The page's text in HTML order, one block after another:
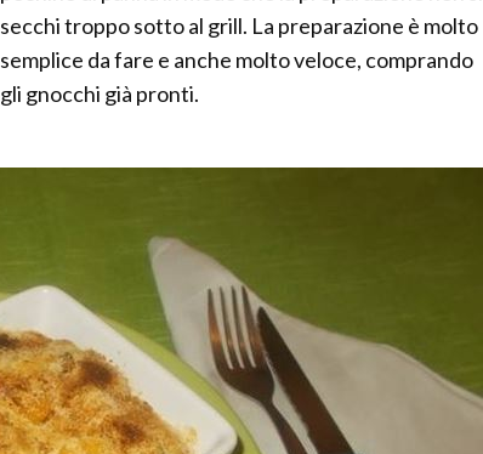
secchi troppo sotto al grill. La preparazione è molto
semplice da fare e anche molto veloce, comprando
gli gnocchi già pronti.